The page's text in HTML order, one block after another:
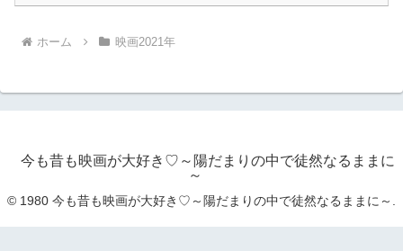
ホーム 映画2021年
今も昔も映画が大好き♡～陽だまりの中で徒然なるままに
～
© 1980 今も昔も映画が大好き♡～陽だまりの中で徒然なるままに～.